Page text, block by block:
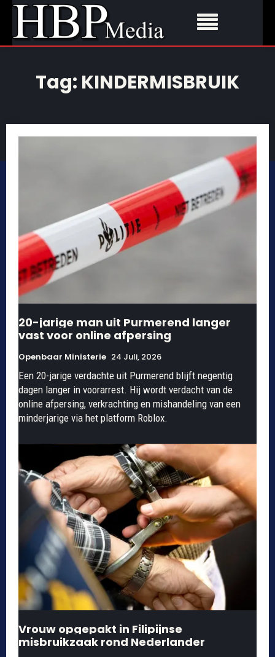
Tag: KINDERMISBRUIK
20-jarige man uit Purmerend langer
vast voor online afpersing
Openbaar Ministerie 24 Juli, 2026
Een 20-jarige verdachte uit Purmerend blijft negentig
dagen langer in voorarrest. Hij wordt verdacht van de
online afpersing, verkrachting en mishandeling van een
minderjarige via het platform Roblox.
Vrouw opgepakt in Filipijnse
misbruikzaak rond Nederlander